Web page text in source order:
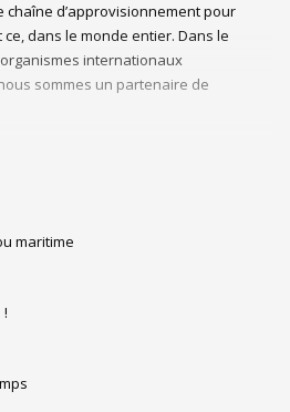
d’approvisionnement pour
dans le monde entier. Dans le
internationaux
sommes un partenaire de
spécialisée dans le transport
et éloignés du monde.
Caraïbes, à plus de 30 cargos géants
trois jours ! ESI livre les fournitures
et notre capacité à réaliser
difficultés liées à l’éloignement des
maritime